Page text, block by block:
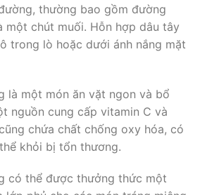
thường bao gồm đường
một chút muối. Hỗn hợp dâu tây
trong lò hoặc dưới ánh nắng mặt
là một món ăn vặt ngon và bổ
nguồn cung cấp vitamin C và
chứa chất chống oxy hóa, có
khỏi bị tổn thương.
có thể được thưởng thức một